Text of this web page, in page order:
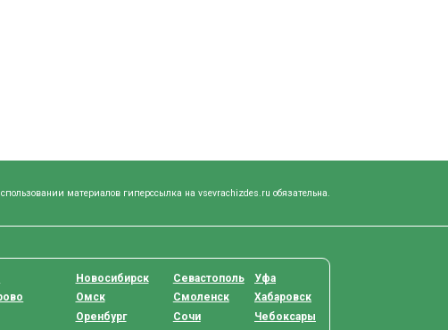
материалов гиперссылка на vsevrachizdes.ru обязательна.
Новосибирск
Омск
Оренбург
Севастополь
Смоленск
Сочи
Уфа
Хабаровск
Чебоксары